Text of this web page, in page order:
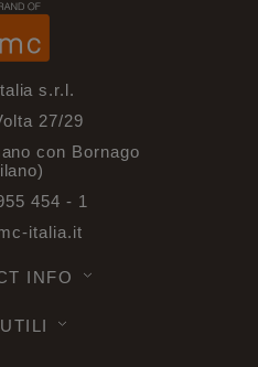
s.r.l.
27/29
con Bornago
454 - 1
italia.it
INFO